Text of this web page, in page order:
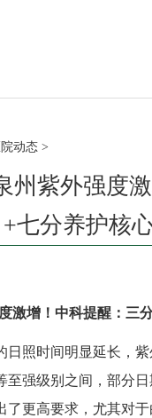
院动态 >
州紫外强度
+七分养护核
激增！中科提醒：三
照时间明显延长，紫
强级别之间，部分
更高要求，尤其对